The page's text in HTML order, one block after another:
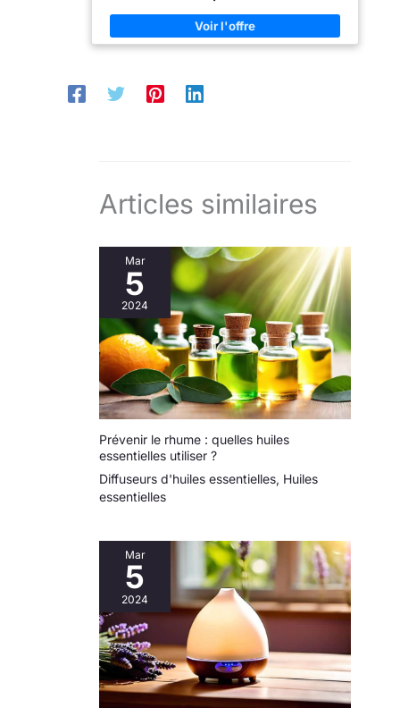
chambre à coucher, votre
cuisine, votre salon, votre
salle de bain et votre patio
Parfum longue durée : Profitez de 90 jours d'arôme
parfumé. Une fois que les roseaux absorbent le
parfum et le libèrent dans l'air, ils le diffusent
anniversaires, les pendaisons de crémaillère, les
Articles similaires
Mar
5
2024
Prévenir le rhume : quelles huiles
essentielles utiliser ?
Diffuseurs d'huiles essentielles, Huiles
essentielles
Mar
5
2024